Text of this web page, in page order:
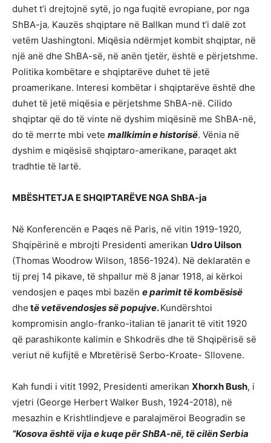
duhet t’i drejtojnë sytë, jo nga fuqitë evropiane, por nga
ShBA-ja. Kauzës shqiptare në Ballkan mund t’i dalë zot
vetëm Uashingtoni. Miqësia ndërmjet kombit shqiptar, në
një anë dhe ShBA-së, në anën tjetër, është e përjetshme.
Politika kombëtare e shqiptarëve duhet të jetë
proamerikane. Interesi kombëtar i shqiptarëve është dhe
duhet të jetë miqësia e përjetshme ShBA-në. Cilido
shqiptar që do të vinte në dyshim miqësinë me ShBA-në,
do të merrte mbi vete mallkimin e historisë. Vënia në
dyshim e miqësisë shqiptaro-amerikane, paraqet akt
tradhtie të lartë.
MBËSHTETJA E SHQIPTARËVE NGA ShBA-ja
Në Konferencën e Paqes në Paris, në vitin 1919-1920,
Shqipërinë e mbrojti Presidenti amerikan Udro Uilson
(Thomas Woodrow Wilson, 1856-1924). Në deklaratën e
tij prej 14 pikave, të shpallur më 8 janar 1918, ai kërkoi
vendosjen e paqes mbi bazën e parimit të kombësisë
dhe të vetëvendosjes së popujve.Kundërshtoi
kompromisin anglo-franko-italian të janarit të vitit 1920
që parashikonte kalimin e Shkodrës dhe të Shqipërisë së
veriut në kufijtë e Mbretërisë Serbo-Kroate- Sllovene.
Kah fundi i vitit 1992, Presidenti amerikan Xhorxh Bush, i
vjetri (George Herbert Walker Bush, 1924-2018), në
mesazhin e Krishtlindjeve e paralajmëroi Beogradin se
“Kosova është vija e kuqe për ShBA-në, të cilën Serbia